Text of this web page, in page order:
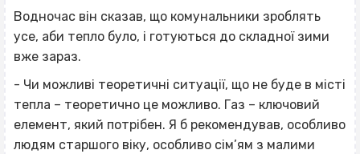
Водночас він сказав, що комунальники зроблять
усе, аби тепло було, і готуються до складної зими
вже зараз.
- Чи можливі теоретичні ситуації, що не буде в місті
тепла – теоретично це можливо. Газ – ключовий
елемент, який потрібен. Я б рекомендував, особливо
людям старшого віку, особливо сім’ям з малими